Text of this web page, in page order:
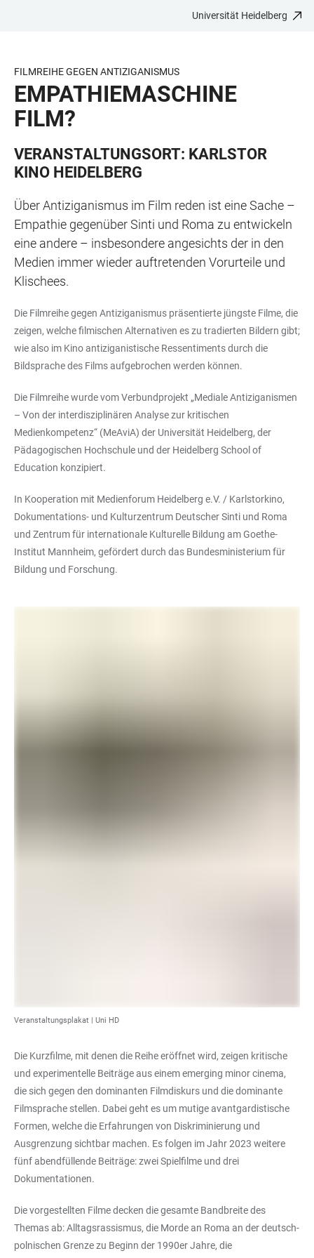
BARRIEREFREIHEIT
Universität Heidelberg
FILMREIHE GEGEN ANTIZIGANISMUS
EMPATHIEMASCHINE
FILM?
VERANSTALTUNGSORT: KARLSTOR
KINO HEIDELBERG
Über Antiziganismus im Film reden ist eine Sache –
Empathie gegenüber Sinti und Roma zu entwickeln
eine andere – insbesondere angesichts der in den
Medien immer wieder auftretenden Vorurteile und
Klischees.
Die Filmreihe gegen Antiziganismus präsentierte jüngste Filme, die
zeigen, welche filmischen Alternativen es zu tradierten Bildern gibt;
wie also im Kino antiziganistische Ressentiments durch die
Bildsprache des Films aufgebrochen werden können.
Die Filmreihe wurde vom Verbundprojekt „Mediale Antiziganismen
– Von der interdisziplinären Analyse zur kritischen
Medienkompetenz“ (MeAviA) der Universität Heidelberg, der
Pädagogischen Hochschule und der Heidelberg School of
Education konzipiert.
In Kooperation mit Medienforum Heidelberg e.V. / Karlstorkino,
Dokumentations- und Kulturzentrum Deutscher Sinti und Roma
und Zentrum für internationale Kulturelle Bildung am Goethe-
Institut Mannheim, gefördert durch das Bundesministerium für
Bildung und Forschung.
Veranstaltungsplakat | Uni HD
Die Kurzfilme, mit denen die Reihe eröffnet wird, zeigen kritische
und experimentelle Beiträge aus einem emerging minor cinema,
die sich gegen den dominanten Filmdiskurs und die dominante
Filmsprache stellen. Dabei geht es um mutige avantgardistische
Formen, welche die Erfahrungen von Diskriminierung und
Ausgrenzung sichtbar machen. Es folgen im Jahr 2023 weitere
fünf abendfüllende Beiträge: zwei Spielfilme und drei
Dokumentationen.
Die vorgestellten Filme decken die gesamte Bandbreite des
Themas ab: Alltagsrassismus, die Morde an Roma an der deutsch-
polnischen Grenze zu Beginn der 1990er Jahre, die